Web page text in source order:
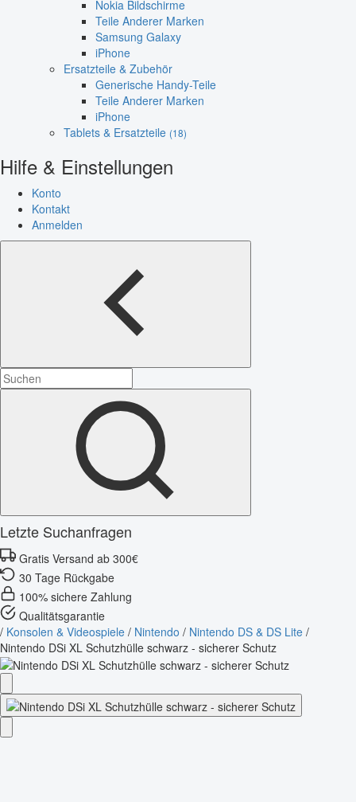
Nokia Bildschirme
Teile Anderer Marken
Samsung Galaxy
iPhone
Ersatzteile & Zubehör
Generische Handy-Teile
Teile Anderer Marken
iPhone
Tablets & Ersatzteile (18)
Hilfe & Einstellungen
Konto
Kontakt
Anmelden
Letzte Suchanfragen
Gratis Versand ab 300€
30 Tage Rückgabe
100% sichere Zahlung
Qualitätsgarantie
/ Konsolen & Videospiele / Nintendo / Nintendo DS & DS Lite /
Nintendo DSi XL Schutzhülle schwarz - sicherer Schutz